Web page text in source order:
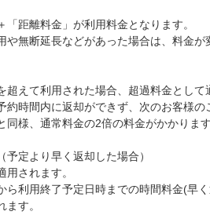
「距離料金」が利用料金となります。
や無断延長などがあった場合は、料金が
超えて利用された場合、超過料金とし
約時間内に返却ができず、次のお客様
同様、通常料金の2倍の料金がかかりま
定より早く返却した場合）
用されます。
ら利用終了予定日時までの時間料金(早
す。